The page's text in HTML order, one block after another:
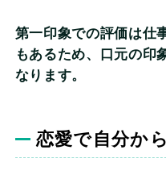
第一印象での評価は仕
もあるため、口元の印
なります。
恋愛で自分か